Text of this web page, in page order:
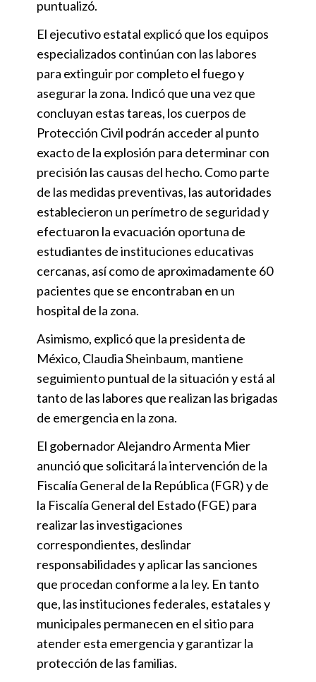
puntualizó.
El ejecutivo estatal explicó que los equipos
especializados continúan con las labores
para extinguir por completo el fuego y
asegurar la zona. Indicó que una vez que
concluyan estas tareas, los cuerpos de
Protección Civil podrán acceder al punto
exacto de la explosión para determinar con
precisión las causas del hecho. Como parte
de las medidas preventivas, las autoridades
establecieron un perímetro de seguridad y
efectuaron la evacuación oportuna de
estudiantes de instituciones educativas
cercanas, así como de aproximadamente 60
pacientes que se encontraban en un
hospital de la zona.
Asimismo, explicó que la presidenta de
México, Claudia Sheinbaum, mantiene
seguimiento puntual de la situación y está al
tanto de las labores que realizan las brigadas
de emergencia en la zona.
El gobernador Alejandro Armenta Mier
anunció que solicitará la intervención de la
Fiscalía General de la República (FGR) y de
la Fiscalía General del Estado (FGE) para
realizar las investigaciones
correspondientes, deslindar
responsabilidades y aplicar las sanciones
que procedan conforme a la ley. En tanto
que, las instituciones federales, estatales y
municipales permanecen en el sitio para
atender esta emergencia y garantizar la
protección de las familias.